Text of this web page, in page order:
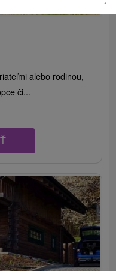
alebo rodinou,
či...